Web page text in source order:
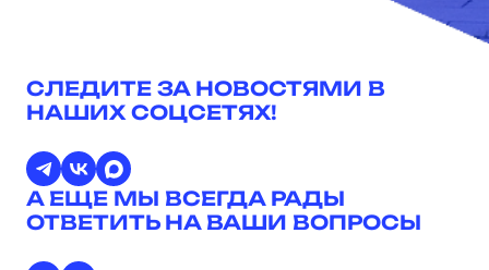
СЛЕДИТЕ ЗА НОВОСТЯМИ В
НАШИХ СОЦСЕТЯХ!
А ЕЩЕ МЫ ВСЕГДА РАДЫ
ОТВЕТИТЬ НА ВАШИ ВОПРОСЫ